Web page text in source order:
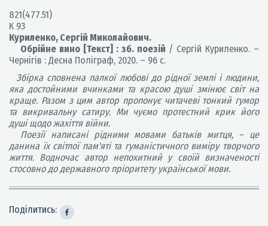
821(477.51)
К 93
Куриленко, Сергій Миколайович.
Обрійне вино [Текст] : зб. поезій / Сергій Куриленко. –
Чернігів : Десна Поліграф, 2020. – 96 с.
Збірка сповнена палкої любові до рідної землі і людини,
яка достойними вчинками та красою душі змінює світ на
краще. Разом з цим автор пропонує читачеві тонкий гумор
та викривальну сатиру. Ми чуємо протестний крик його
душіщодо жахіття війни.
Поезії написані рідними мовами батьків митця, – це
данина їх світлої пам'яті та гуманістичного виміру творчого
життя. Водночас автор непохитний у своїй визначеності
стосовно до державного пріоритету української мови.
Поділитись: